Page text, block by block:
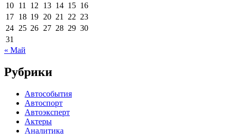
10 11 12 13 14 15 16
17 18 19 20 21 22 23
24 25 26 27 28 29 30
31
« Май
Рубрики
Автособытия
Автоспорт
Автоэксперт
Актеры
Аналитика